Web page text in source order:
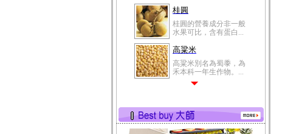
桂圓
桂圓的營養成分非一般
水果可比，含有蛋白...
高粱米
高粱米別名為蜀黍，為
禾本科一年生作物。...
有蛋白質、脂肪、磷...
鮪魚